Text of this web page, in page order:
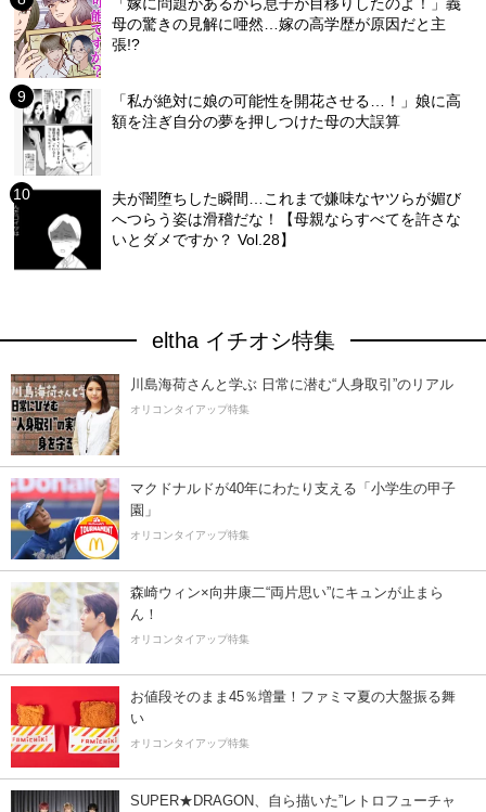
「嫁に問題があるから息子が目移りしたのよ！」義
母の驚きの見解に唖然…嫁の高学歴が原因だと主
張!?
「私が絶対に娘の可能性を開花させる…！」娘に高
額を注ぎ自分の夢を押しつけた母の大誤算
夫が闇堕ちした瞬間…これまで嫌味なヤツらが媚び
へつらう姿は滑稽だな！【母親ならすべてを許さな
いとダメですか？ Vol.28】
eltha イチオシ特集
川島海荷さんと学ぶ 日常に潜む“人身取引”のリアル
オリコンタイアップ特集
マクドナルドが40年にわたり支える「小学生の甲子
園」
オリコンタイアップ特集
森崎ウィン×向井康二“両片思い”にキュンが止まら
ん！
オリコンタイアップ特集
お値段そのまま45％増量！ファミマ夏の大盤振る舞
い
オリコンタイアップ特集
SUPER★DRAGON、自ら描いた”レトロフューチャ